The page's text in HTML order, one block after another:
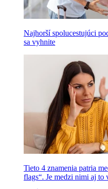
Najhorší spolucestujúci
sa vyhnite
Tieto 4 znamenia patria
flags“. Je medzi nimi aj to